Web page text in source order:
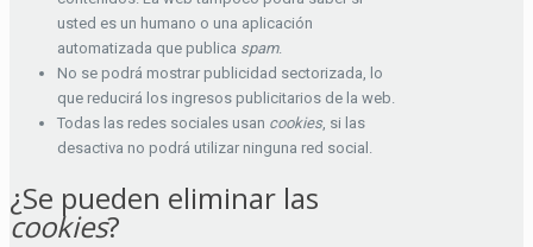
usted es un humano o una aplicación
automatizada que publica spam.
No se podrá mostrar publicidad sectorizada, lo
que reducirá los ingresos publicitarios de la web.
Todas las redes sociales usan cookies, si las
desactiva no podrá utilizar ninguna red social.
¿Se pueden eliminar las
cookies?